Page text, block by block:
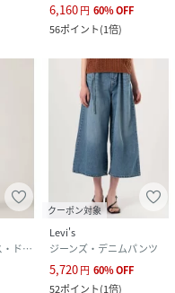
6,160円 60%OFF
56ポイント(1倍)
その他のワンピース・ドレス
クーポン対象
Levi's
ジーンズ・デニムパンツ
5,720円 60%OFF
52ポイント(1倍)